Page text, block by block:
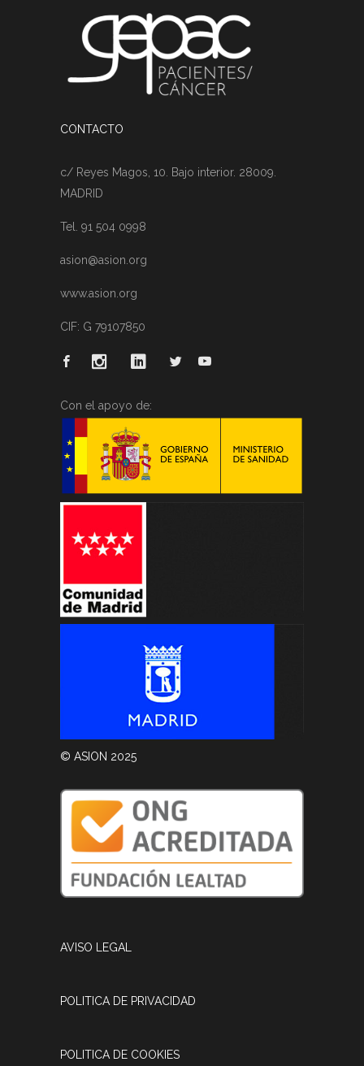
CONTACTO
c/ Reyes Magos, 10. Bajo interior. 28009.
MADRID
Tel. 91 504 0998
asion@asion.org
www.asion.org
CIF: G 79107850
Con el apoyo de:
© ASION 2025
AVISO LEGAL
POLITICA DE PRIVACIDAD
POLITICA DE COOKIES